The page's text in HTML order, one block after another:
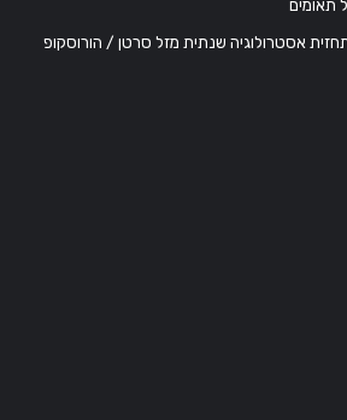
סרטן / תחזית אסטרולוגיה שנתית מזל סרטן / הורוסקופ